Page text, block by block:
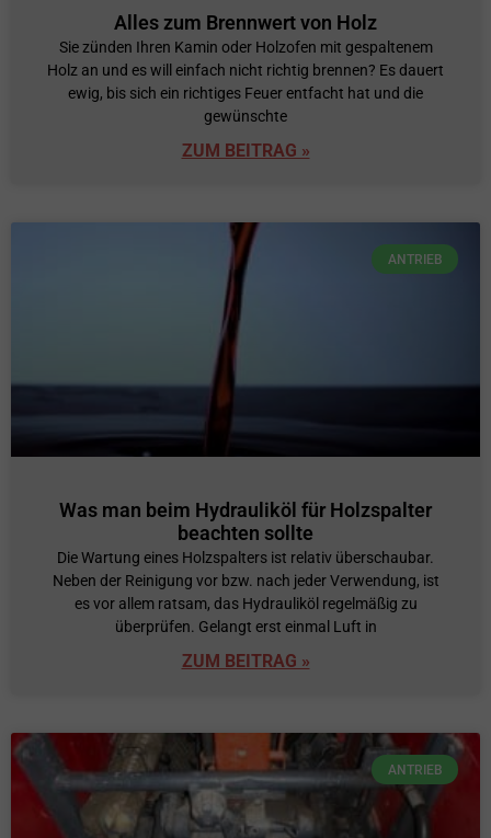
Alles zum Brennwert von Holz
Sie zünden Ihren Kamin oder Holzofen mit gespaltenem
Holz an und es will einfach nicht richtig brennen? Es dauert
ewig, bis sich ein richtiges Feuer entfacht hat und die
gewünschte
ZUM BEITRAG »
ANTRIEB
Was man beim Hydrauliköl für Holzspalter
beachten sollte
Die Wartung eines Holzspalters ist relativ überschaubar.
Neben der Reinigung vor bzw. nach jeder Verwendung, ist
es vor allem ratsam, das Hydrauliköl regelmäßig zu
überprüfen. Gelangt erst einmal Luft in
ZUM BEITRAG »
ANTRIEB